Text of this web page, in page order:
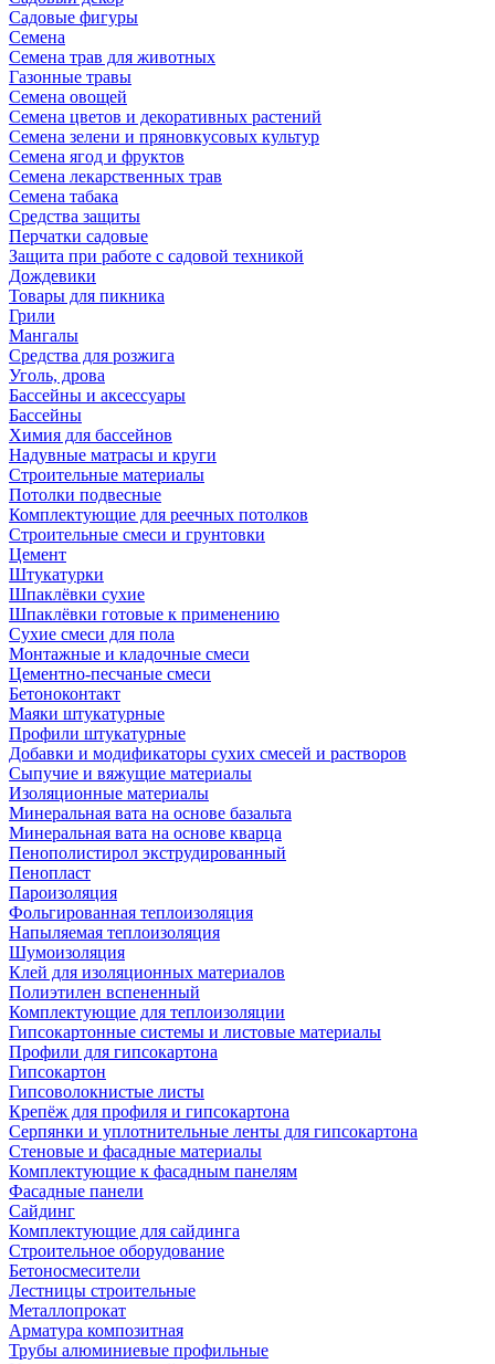
Садовые фигуры
Семена
Семена трав для животных
Газонные травы
Семена овощей
Семена цветов и декоративных растений
Семена зелени и пряновкусовых культур
Семена ягод и фруктов
Семена лекарственных трав
Семена табака
Средства защиты
Перчатки садовые
Защита при работе с садовой техникой
Дождевики
Товары для пикника
Грили
Мангалы
Средства для розжига
Уголь, дрова
Бассейны и аксессуары
Бассейны
Химия для бассейнов
Надувные матрасы и круги
Строительные материалы
Потолки подвесные
Комплектующие для реечных потолков
Строительные смеси и грунтовки
Цемент
Штукатурки
Шпаклёвки сухие
Шпаклёвки готовые к применению
Сухие смеси для пола
Монтажные и кладочные смеси
Цементно-песчаные смеси
Бетоноконтакт
Маяки штукатурные
Профили штукатурные
Добавки и модификаторы сухих смесей и растворов
Сыпучие и вяжущие материалы
Изоляционные материалы
Минеральная вата на основе базальта
Минеральная вата на основе кварца
Пенополистирол экструдированный
Пенопласт
Пароизоляция
Фольгированная теплоизоляция
Напыляемая теплоизоляция
Шумоизоляция
Клей для изоляционных материалов
Полиэтилен вспененный
Комплектующие для теплоизоляции
Гипсокартонные системы и листовые материалы
Профили для гипсокартона
Гипсокартон
Гипсоволокнистые листы
Крепёж для профиля и гипсокартона
Серпянки и уплотнительные ленты для гипсокартона
Стеновые и фасадные материалы
Комплектующие к фасадным панелям
Фасадные панели
Сайдинг
Комплектующие для сайдинга
Строительное оборудование
Бетоносмесители
Лестницы строительные
Металлопрокат
Арматура композитная
Трубы алюминиевые профильные